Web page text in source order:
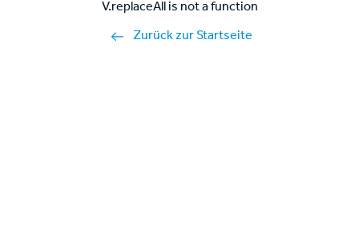
V.replaceAll is not a function
Zurück zur Startseite